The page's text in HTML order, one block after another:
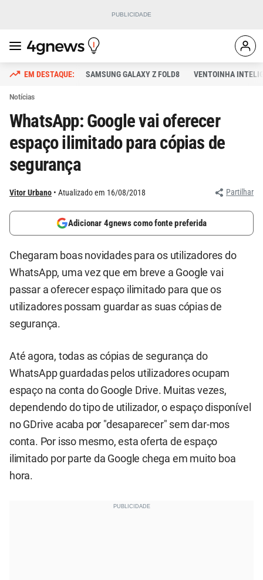
SAMSUNG GALAXY Z FOLD8 VENTOINHA
Notícias
WhatsApp: Google vai oferecer
espaço ilimitado para cópias de
segurança
Vitor Urbano Atualizado em 16/08/2018 Partilhar
Adicionar 4gnews como fonte preferida
Chegaram boas novidades para os utilizadores do
WhatsApp, uma vez que em breve a Google vai
passar a oferecer espaço ilimitado para que os
utilizadores possam guardar as suas cópias de
segurança.
Até agora, todas as cópias de segurança do
WhatsApp guardadas pelos utilizadores ocupam
espaço na conta do Google Drive. Muitas vezes,
dependendo do tipo de utilizador, o espaço disponível
no GDrive acaba por "desaparecer" sem dar-mos
conta. Por isso mesmo, esta oferta de espaço
ilimitado por parte da Google chega em muito boa
hora.